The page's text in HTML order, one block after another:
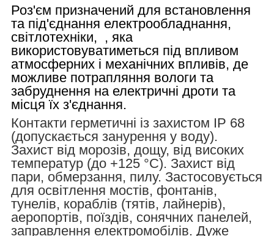
Роз'єм призначений для встановлення
та під'єднання електрообладнання,
світлотехніки, , яка
використовуватиметься під впливом
атмосферних і механічних впливів, де
можливе потрапляння вологи та
забруднення на електричні дроти та
місця їх з'єднання.
Контакти герметичні із захистом IP 68
(допускається занурення у воду).
Захист від морозів, дощу, від високих
температур (до +125 °C). Захист від
пари, обмерзання, пилу. Застосовується
для освітлення мостів, фонтанів,
тунелів, кораблів (тятів, лайнерів),
аеропортів, поїздів, сонячних панелей,
заправлення електромобілів. Дуже